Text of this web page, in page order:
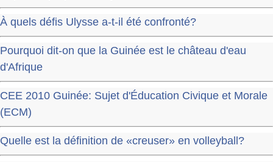
À quels défis Ulysse a-t-il été confronté?
Pourquoi dit-on que la Guinée est le château d'eau
d'Afrique
CEE 2010 Guinée: Sujet d'Éducation Civique et Morale
(ECM)
Quelle est la définition de «creuser» en volleyball?